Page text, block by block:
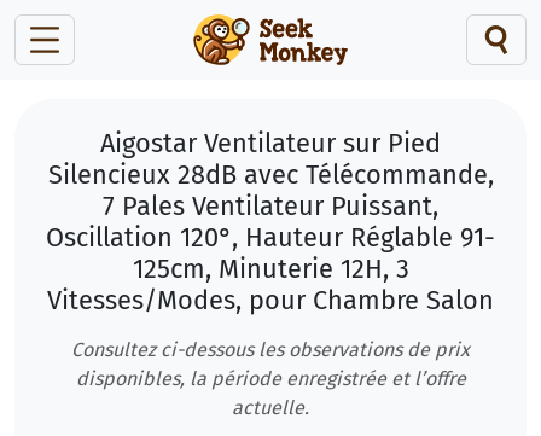
Aigostar Ventilateur sur Pied
Silencieux 28dB avec Télécommande,
7 Pales Ventilateur Puissant,
Oscillation 120°, Hauteur Réglable 91-
125cm, Minuterie 12H, 3
Vitesses/Modes, pour Chambre Salon
Consultez ci-dessous les observations de prix
disponibles, la période enregistrée et l’offre
actuelle.